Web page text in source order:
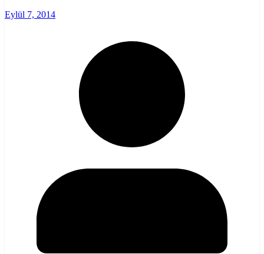
Eylül 7, 2014